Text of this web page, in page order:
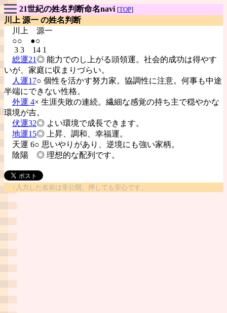
21世紀の姓名判断命名navi [TOP]
川上 源一 の姓名判断
川上 源一
○○ ●○
3 3 14 1
総運21◎ 能力でのし上がる頭領運。社会的成功は得やす
いが、家庭に収まりづらい。
人運17○ 個性を活かす努力家。協調性に注意。何事も中途
半端にできない性格。
外運 4× 生涯失敗の連続。繊細な感覚の持ち主で穏やかな
環境が吉。
伏運32◎ よい環境で成長できます。
地運15◎ 上昇、調和、幸福運。
天運 6○ 思いやりがあり、逆境にも強い家柄。
陰陽 ◎ 理想的な配列です。
↑入力した名前は非公開。押しても安心です。